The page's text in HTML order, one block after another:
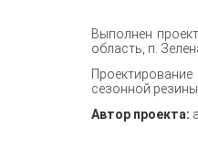
Выполнен
область, п.
сезонной
Автор проекта: